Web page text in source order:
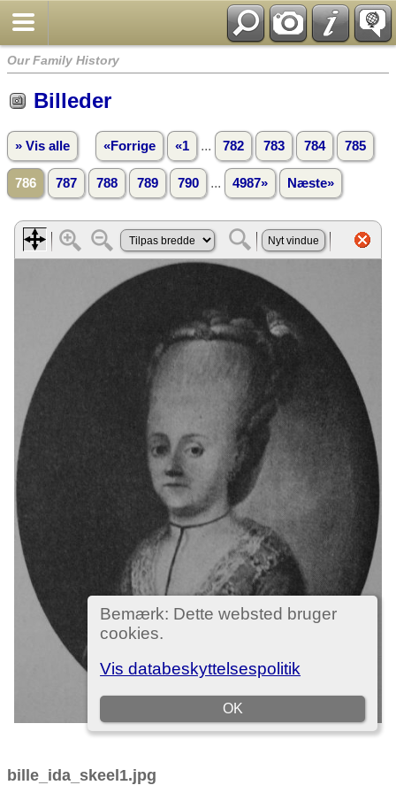
Our Family History
Billeder
» Vis alle «Forrige «1 ... 782 783 784 785
786 787 788 789 790 ... 4987» Næste»
bille_ida_skeel1.jpg